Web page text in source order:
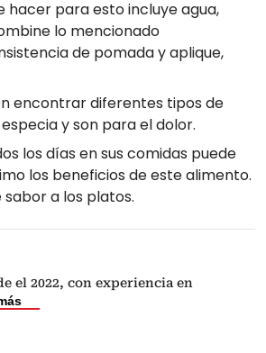
hacer para esto incluye agua,
lo mencionado
de pomada y aplique,
encontrar diferentes tipos de
y son para el dolor.
los días en sus comidas puede
los beneficios de este alimento.
a los platos.
el 2022, con experiencia en